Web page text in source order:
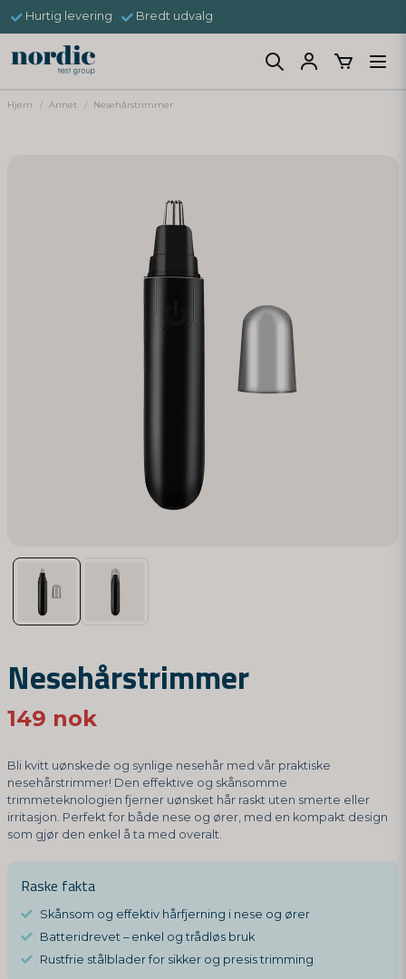
Hurtig levering Bredt udvalg
Hjem Annet Nesehårstrimmer
Nesehårstrimmer
149 nok
Bli kvitt uønskede og synlige nesehår med vår praktiske
nesehårstrimmer! Den effektive og skånsomme
trimmeteknologien fjerner uønsket hår raskt uten smerte eller
irritasjon. Perfekt for både nese og ører, med en kompakt design
som gjør den enkel å ta med overalt.
Raske fakta
Skånsom og effektiv hårfjerning i nese og ører
Batteridrevet – enkel og trådløs bruk
Rustfrie stålblader for sikker og presis trimming